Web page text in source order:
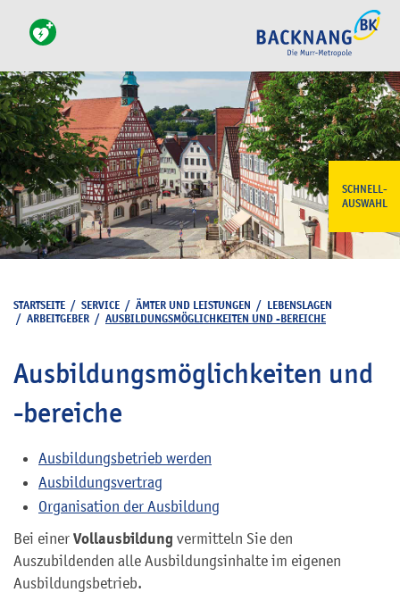
SCHNELL-
AUSWAHL
STARTSEITE / SERVICE / ÄMTER UND LEISTUNGEN / LEBENSLAGEN
/ ARBEITGEBER / AUSBILDUNGSMÖGLICHKEITEN UND -BEREICHE
Ausbildungsmöglichkeiten und
-bereiche
Ausbildungsbetrieb werden
Ausbildungsvertrag
Organisation der Ausbildung
Bei einer Vollausbildung vermitteln Sie den
Auszubildenden alle Ausbildungsinhalte im eigenen
Ausbildungsbetrieb.